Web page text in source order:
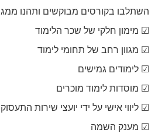
השתלבו בקורסים מבוקשים ותהנו
☑ מימון חלקי של שכר הלימוד
☑ מגוון רחב של תחומי לימוד
☑ לימודים גמישים
☑ מוסדות לימוד מוכרים
☑ ליווי אישי על ידי יועצי שירות
☑ מענק השמה